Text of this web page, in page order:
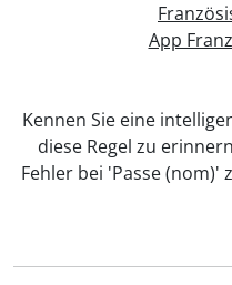
App
Kennen Sie eine
diese Regel zu
Fehler bei 'Passe (nom)'